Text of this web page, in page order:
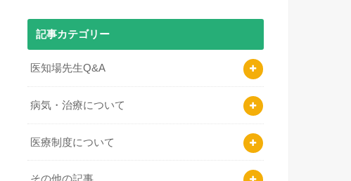
記事カテゴリー
医知場先生Q&A
病気・治療について
医療制度について